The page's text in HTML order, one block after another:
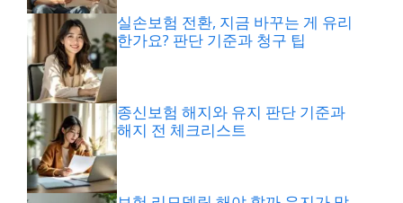
실손보험 전환, 지금 바꾸는 게 유리
한가요? 판단 기준과 청구 팁
종신보험 해지와 유지 판단 기준과
해지 전 체크리스트